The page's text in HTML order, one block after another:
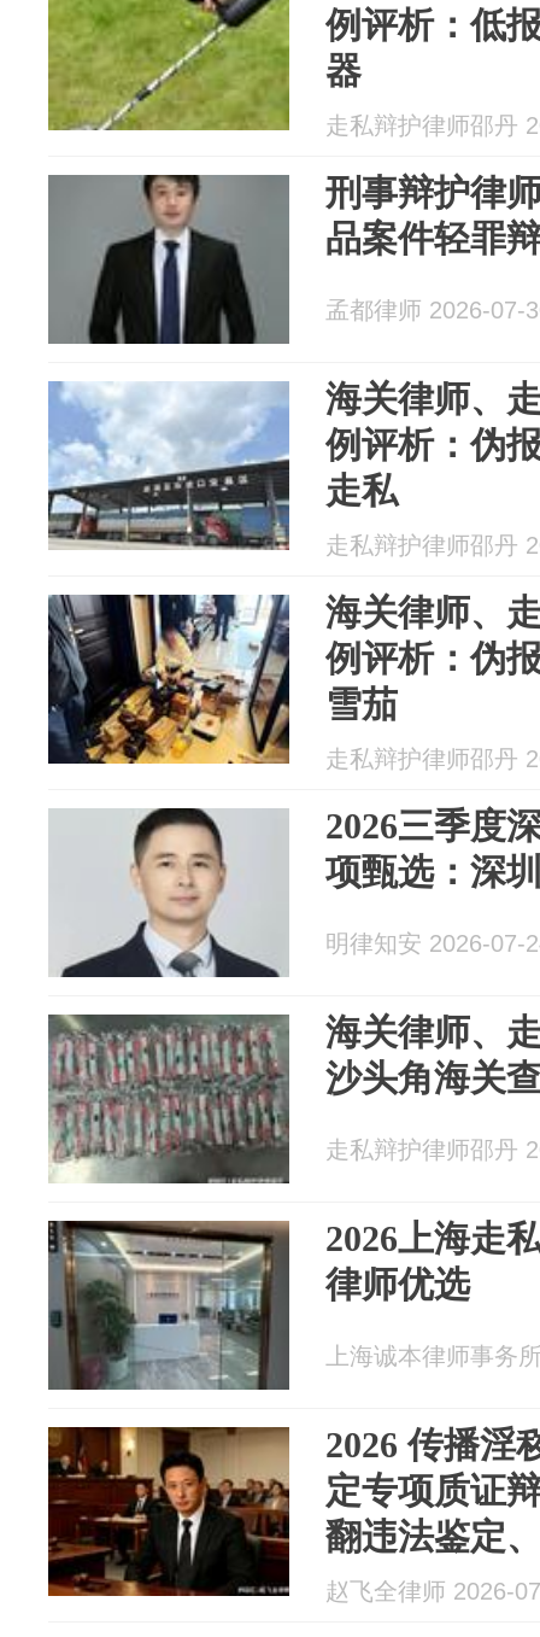
例评析：低
器
走私辩护律师邵丹
刑事辩护律
品案件轻罪
孟都律师 2026-07-
海关律师、
例评析：伪
走私
走私辩护律师邵丹
海关律师、
例评析：伪
雪茄
走私辩护律师邵丹
2026三季度
项甄选：深
明律知安 2026-07-
海关律师、
沙头角海关
走私辩护律师邵丹
2026上海走
律师优选
上海诚本律师事务
2026 传播淫
定专项质证
翻违法鉴定
现降档出罪
赵飞全律师 2026-